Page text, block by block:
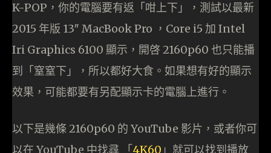
K-POP，你的電腦要有返「咁上下」，測試以最新
2015 年版 13″ MacBook Pro ，Core i5 加 Intel
Iri Graphics 6100 顯示，開啓 2160p60 也只能播
到「窒窒下」，所以都好大食。如果想有好的顯示
效果，可能都要有另配顯示卡的電腦上進行。
以下是幾條 2160p60 的 YouTube 影片，或者你可
以在 YouTube 中找尋 「4K60 」就可以找到播放